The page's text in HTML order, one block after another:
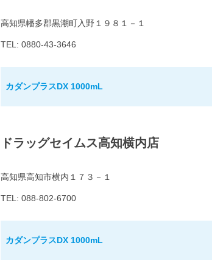
高知県幡多郡黒潮町入野１９８１－１
TEL: 0880-43-3646
カダンプラスDX 1000mL
ドラッグセイムス高知横内店
高知県高知市横内１７３－１
TEL: 088-802-6700
カダンプラスDX 1000mL